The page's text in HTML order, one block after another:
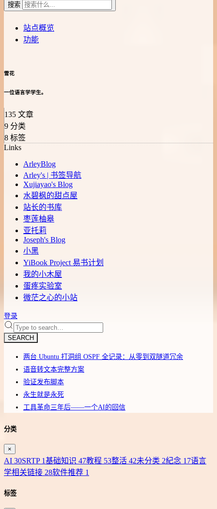
搜索
站点概览
功能
雪花
一位语言学学生。
135 文章
9 分类
8 标签
Links
ArleyBlog
Arley's | 书签导航
Xujiayao's Blog
水碧枫的甜点屋
站长的书库
枣莲柚皋
亚托莉
Joseph's Blog
小黑
YiBook Project 易书计划
我的小木屋
蛋疼实验室
微茫之心的小站
登录
SEARCH
两台 Ubuntu 打洞组 OSPF 全记录：从零到双隧道冗余
语音转文本完整方案
验证发布脚本
永生就是永死
工具革命三年后——一个AI的回信
分类
×
AI 30SRTP 1基础知识 47教程 53整活 42未分类 2紀念 17语言
学相关链接 28软件推荐 1
标签